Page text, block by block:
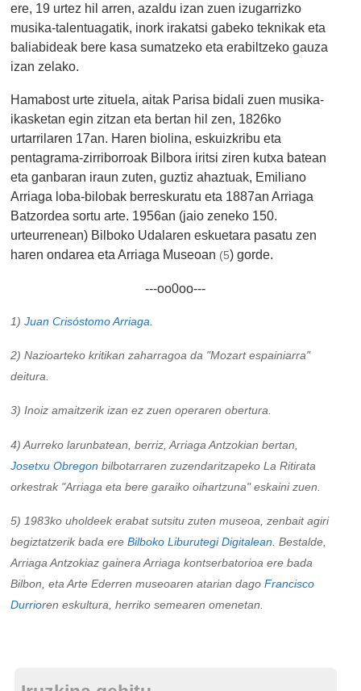
ere, 19 urtez hil arren, azaldu izan zuen izugarrizko
musika-talentuagatik, inork irakatsi gabeko teknikak eta
baliabideak bere kasa sumatzeko eta erabiltzeko gauza
izan zelako.
Hamabost urte zituela, aitak Parisa bidali zuen musika-
ikasketan egin zitzan eta bertan hil zen, 1826ko
urtarrilaren 17an. Haren biolina, eskuizkribu eta
pentagrama-zirriborroak Bilbora iritsi ziren kutxa batean
eta ganbaran iraun zuten, guztiz ahaztuak, Emiliano
Arriaga loba-bilobak berreskuratu eta 1887an Arriaga
Batzordea sortu arte. 1956an (jaio zeneko 150.
urteurrenean) Bilboko Udalaren eskuetara pasatu zen
haren ondarea eta Arriaga Museoan (5) gorde.
---oo0oo---
1)Juan Crisóstomo Arriaga.
2) Nazioarteko kritikan zaharragoa da "Mozart espainiarra"
deitura.
3) Inoiz amaitzerik izan ez zuen operaren obertura.
4) Aurreko larunbatean, berriz, Arriaga Antzokian bertan,
Josetxu Obregon bilbotarraren zuzendaritzapeko La Ritirata
orkestrak "Arriaga eta bere garaiko oihartzuna" eskaini zuen.
5) 1983ko uholdeek erabat sutsitu zuten museoa, zenbait agiri
begiztatzerik bada ereBilboko Liburutegi Digitalean.
Bestalde,
Arriaga Antzokiaz gainera Arriaga kontserbatorioa ere bada
Bilbon, eta Arte Ederren museoaren atarian dagoFrancisco
Durrioren eskultura, herriko semearen omenetan.